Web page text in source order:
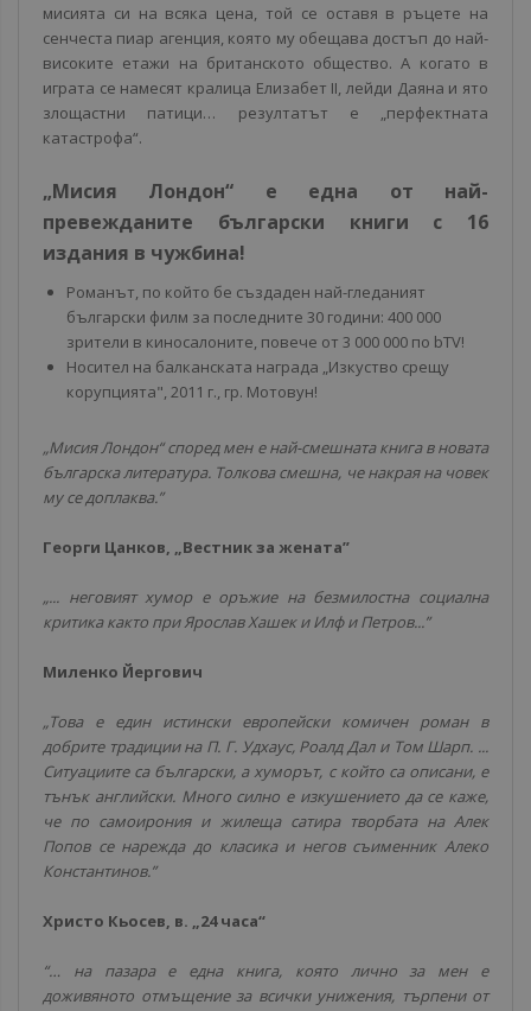
мисията си на всяка цена, той се оставя в ръцете на
сенчеста пиар агенция, която му обещава достъп до най-
високите етажи на британското общество. А когато в
играта се намесят кралица Елизабет II, лейди Даяна и ято
злощастни патици… резултатът е „перфектната
катастрофа“.
„Мисия Лондон“ е една от най-
превежданите български книги с 16
издания в чужбина!
Романът, по който бе създаден най-гледаният
български филм за последните 30 години: 400 000
зрители в киносалоните, повече от 3 000 000 по bTV!
Носител на балканската награда „Изкуство срещу
корупцията", 2011 г., гр. Мотовун!
„Мисия Лондон“ според мен е най-смешната книга в новата
българска литература. Толкова смешна, че накрая на човек
му се доплаква.”
Георги Цанков, „Вестник за жената”
„... неговият хумор е оръжие на безмилостна социална
критика както при Ярослав Хашек и Илф и Петров...”
Миленко Йергович
„Това е един истински европейски комичен роман в
добрите традиции на П. Г. Удхаус, Роалд Дал и Том Шарп. ...
Ситуациите са български, а хуморът, с който са описани, е
тънък английски. Много силно е изкушението да се каже,
че по самоирония и жилеща сатира творбата на Алек
Попов се нарежда до класика и негов съименник Алеко
Константинов.”
Христо Кьосев, в. „24 часа“
“… на пазара е една книга, която лично за мен е
доживяното отмъщение за всички унижения, търпени от